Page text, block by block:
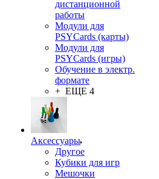
дистанционной
работы
Модули для
PSYCards (карты)
Модули для
PSYCards (игры)
Обучение в электр.
формате
+ ЕЩЕ 4
Аксессуары
Другое
Кубики для игр
Мешочки